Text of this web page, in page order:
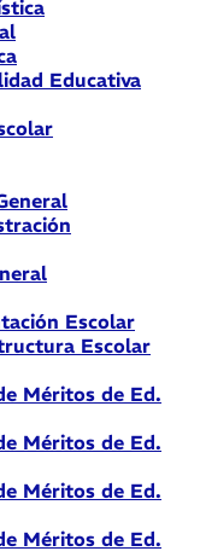
Educativa
Escolar
Escolar
Méritos de Ed.
Méritos de Ed.
Méritos de Ed.
Méritos de Ed.